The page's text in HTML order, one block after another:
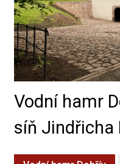
Vodní hamr
síň Jindřicha